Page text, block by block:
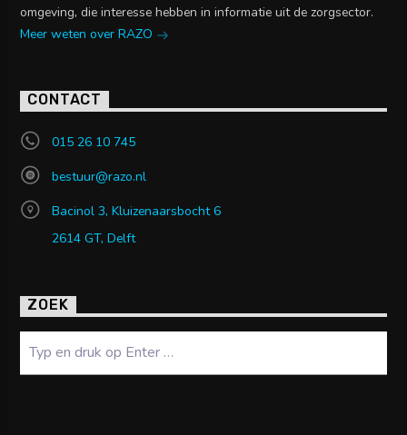
omgeving, die interesse hebben in informatie uit de zorgsector.
Meer weten over RAZO
CONTACT
015 26 10 745
bestuur@razo.nl
Bacinol 3, Kluizenaarsbocht 6
2614 GT, Delft
ZOEK